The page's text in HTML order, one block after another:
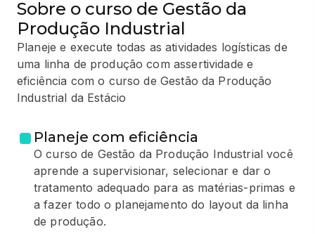
Sobre o curso de Gestão da
Produção Industrial
Planeje e execute todas as atividades logísticas de
uma linha de produção com assertividade e
eficiência com o curso de Gestão da Produção
Industrial da Estácio
Planeje com eficiência
O curso de Gestão da Produção Industrial você
aprende a supervisionar, selecionar e dar o
tratamento adequado para as matérias-primas e
a fazer todo o planejamento do layout da linha
de produção.